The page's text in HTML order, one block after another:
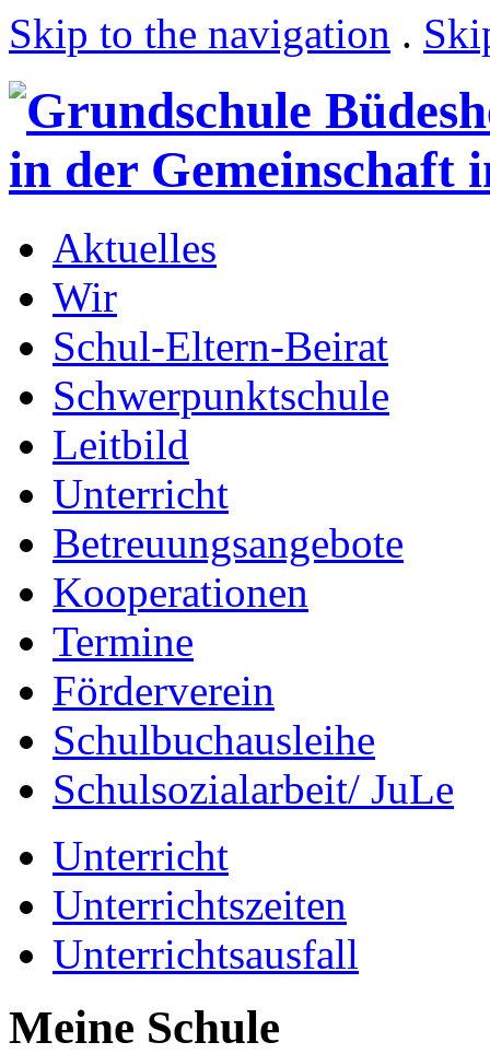
Skip to the navigation .
Aktuelles
Wir
Schul-Eltern-Beirat
Schwerpunktschule
Leitbild
Unterricht
Betreuungsangebote
Kooperationen
Termine
Förderverein
Schulbuchausleihe
Schulsozialarbeit/ JuLe
Unterricht
Unterrichtszeiten
Unterrichtsausfall
Meine Schule